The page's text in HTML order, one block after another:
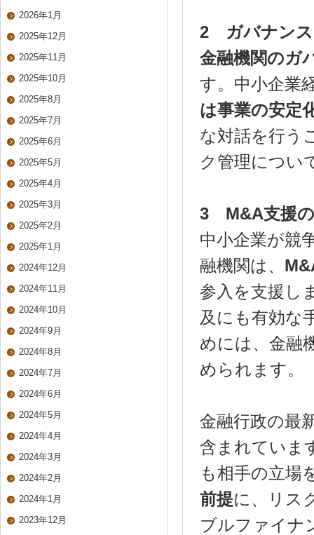
2 ガバナンス
金融機関のガ
す。中小企業
は事業の安定
な対話を行う
ク管理につい
3 M&A支援
中小企業が競
融機関は、
参入を支援し
及にも有効な
めには、金融
められます。
金融行政の最
含まれていま
も相手の立場
前提に、リス
ブルファイナ
2026年1月
2025年12月
2025年11月
2025年10月
2025年8月
2025年7月
2025年6月
2025年5月
2025年4月
2025年3月
2025年2月
2025年1月
2024年12月
2024年11月
2024年10月
2024年9月
2024年8月
2024年7月
2024年6月
2024年5月
2024年4月
2024年3月
2024年2月
2024年1月
2023年12月